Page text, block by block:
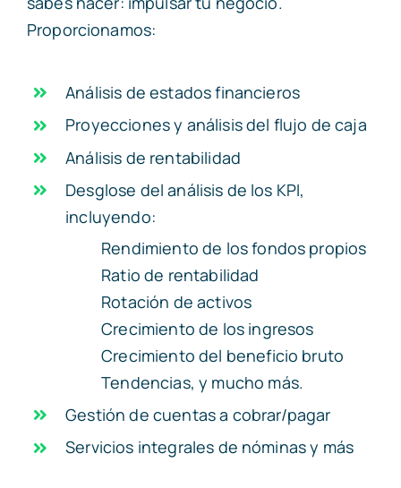
Proporcionamos:
Análisis de estados financieros
Proyecciones y análisis del flujo de caja
Análisis de rentabilidad
Desglose del análisis de los KPI,
incluyendo:
Rendimiento de los fondos propios
Ratio de rentabilidad
Rotación de activos
Crecimiento de los ingresos
Crecimiento del beneficio bruto
Tendencias, y mucho más.
Gestión de cuentas a cobrar/pagar
Servicios integrales de nóminas y más